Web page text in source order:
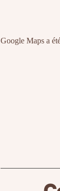
Google Maps a